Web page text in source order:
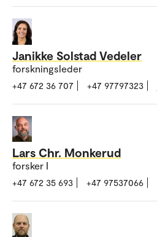
Janikke Solstad Vedeler
forskningsleder
+47 672 36 707 +47 97797323
Lars Chr. Monkerud
forsker I
+47 672 35 693 +47 97537066